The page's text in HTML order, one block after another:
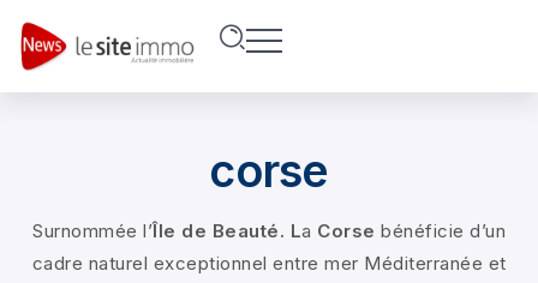
corse
Surnommée l’Île de Beauté. La Corse bénéficie d’un
cadre naturel exceptionnel entre mer Méditerranée et